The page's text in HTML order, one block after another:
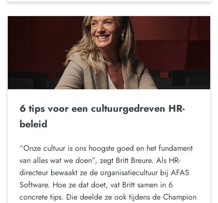
6 tips voor een cultuurgedreven HR-
beleid
“Onze cultuur is ons hoogste goed en het fundament
van alles wat we doen”, zegt Britt Breure. Als HR-
directeur bewaakt ze de organisatiecultuur bij AFAS
Software. Hoe ze dat doet, vat Britt samen in 6
concrete tips. Die deelde ze ook tijdens de Champion